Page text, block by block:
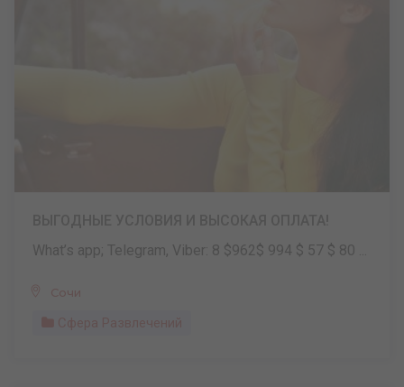
What’s app; Telegram, Viber: 8 $962$ 994 $ 57 $ 80 ...
Сочи
Сфера Развлечений